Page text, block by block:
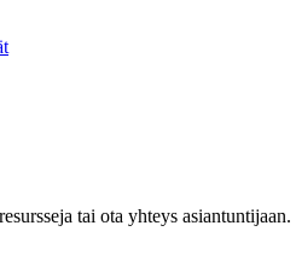
Tyhjennä kaikki Valmis
tai ota yhteys asiantuntijaan.